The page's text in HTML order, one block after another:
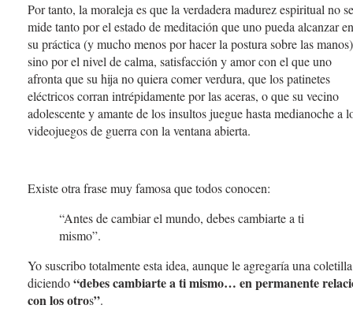
Por tanto, la moraleja es que la verdadera madurez espiritual no se
mide tanto por el estado de meditación que uno pueda alcanzar en
su práctica (y mucho menos por hacer la postura sobre las
sino por el nivel de calma, satisfacción y amor con el que uno
afronta que su hija no quiera comer verdura, que los patinetes
eléctricos corran intrépidamente por las aceras, o que su vecino
adolescente y amante de los insultos juegue hasta medianoche a
videojuegos de guerra con la ventana abierta.
Existe otra frase muy famosa que todos conocen:
“Antes de cambiar el mundo, debes cambiarte a ti
mismo”.
Yo suscribo totalmente esta idea, aunque le agregaría una coletilla
diciendo“debes cambiarte a ti mismo… en permanente
con los otros”.